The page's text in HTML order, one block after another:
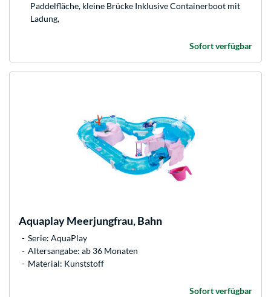
Paddelfläche, kleine Brücke Inklusive Containerboot mit
Ladung,
Sofort verfügbar
AquaplayMeerjungfrau, Bahn
Serie: AquaPlay
Altersangabe: ab 36 Monaten
Material: Kunststoff
Sofort verfügbar